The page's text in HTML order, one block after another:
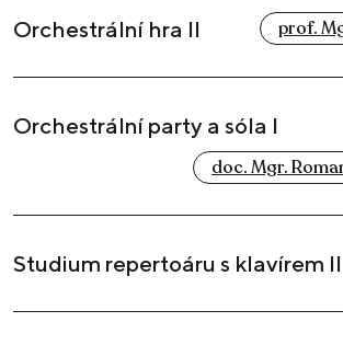
Orchestrální hra II prof.
Orchestrální party a sóla I
doc. Mgr.
Studium repertoáru s klavírem II